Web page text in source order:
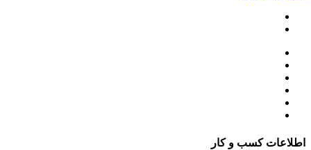
اطلاعات کسب و کار